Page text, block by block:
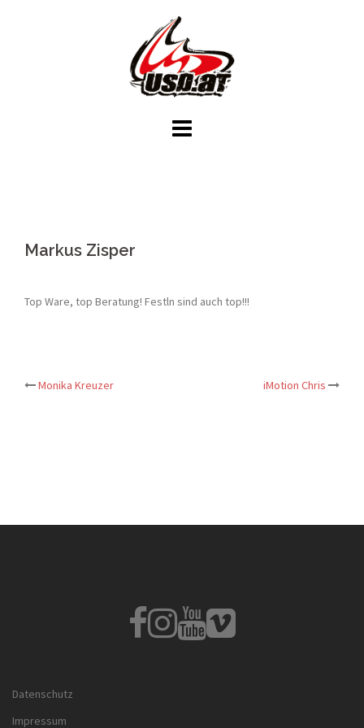
Markus Zisper
Top Ware, top Beratung! Festln sind auch top!!!
PostMonika Kreuzer iMotion Chris
Fb Instagram
YoutubeVimeo
Datenschutz
Impressum